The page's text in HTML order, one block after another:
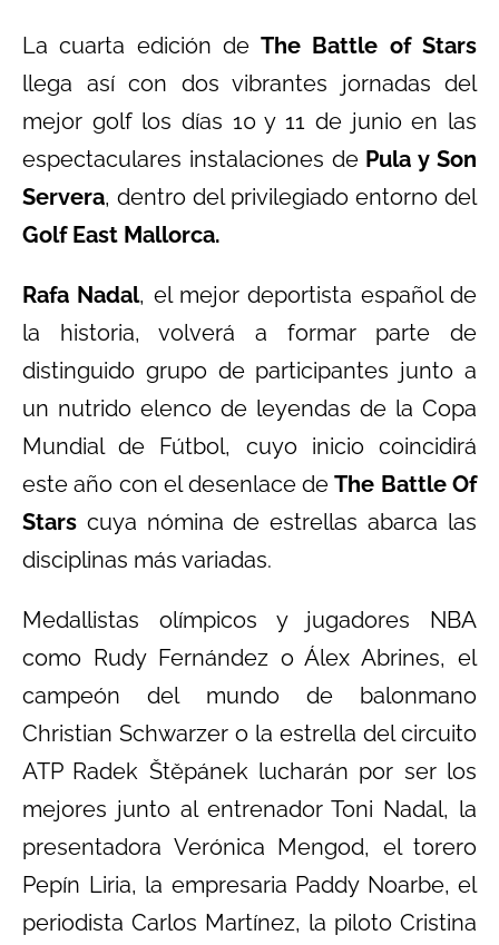
La cuarta edición deThe Battle of Stars
llega así con dos vibrantes jornadas del
mejor golf los días 10 y 11 de junio en las
espectaculares instalaciones de Pula y Son
Servera, dentro del privilegiado entorno del
Golf East Mallorca.
Rafa Nadal, el mejor deportista español de
la historia, volverá a formar parte de
distinguido grupo de participantes junto a
un nutrido elenco de leyendas de la Copa
Mundial de Fútbol, cuyo inicio coincidirá
este año con el desenlace deThe Battle Of
Stars cuya nómina de estrellas abarca las
disciplinas más variadas.
Medallistas olímpicos y jugadores NBA
como Rudy Fernández o Álex Abrines, el
campeón del mundo de balonmano
Christian Schwarzer o la estrella del circuito
ATP Radek Štěpánek lucharán por ser los
mejores junto al entrenador Toni Nadal, la
presentadora Verónica Mengod, el torero
Pepín Liria, la empresaria Paddy Noarbe, el
periodista Carlos Martínez, la piloto Cristina